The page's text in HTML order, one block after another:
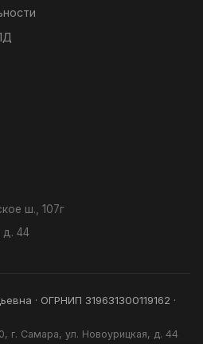
ш., 107г
д. 44
· ОГРНИП 319631300119162 ·
г. Самара, ул. Новоурицкая, д. 44